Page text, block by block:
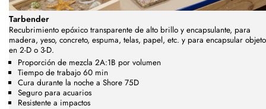
Tarbender
Recubrimiento epóxico transparente de alto brillo y encapsulante, para
madera, yeso, concreto, espuma, telas, papel, etc. y para encapsular
en 2-D o 3-D.
Proporción de mezcla 2A:1B por volumen
Tiempo de trabajo 60 min
Cura durante la noche a Shore 75D
Seguro para acuarios
Resistente a impactos